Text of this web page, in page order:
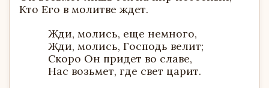
Кто Его в молитве ждет.
Жди, молись, еще немного,
Жди, молись, Господь велит;
Скоро Он придет во славе,
Нас возьмет, где свет царит.